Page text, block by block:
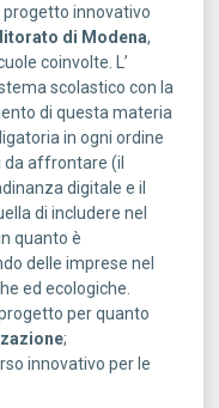
progetto innovativo
di Modena,
coinvolte. L’
scolastico con la
di questa materia
in ogni ordine
affrontare (il
digitale e il
di includere nel
quanto è
delle imprese nel
ed ecologiche.
per quanto
;
innovativo per le